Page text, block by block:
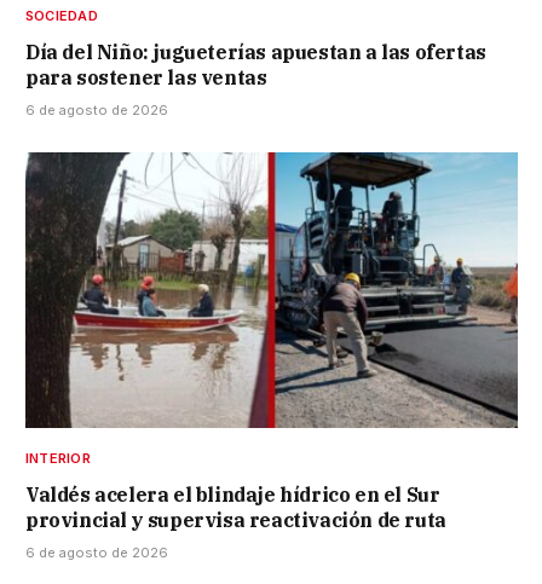
SOCIEDAD
Día del Niño: jugueterías apuestan a las ofertas
para sostener las ventas
6 de agosto de 2026
INTERIOR
Valdés acelera el blindaje hídrico en el Sur
provincial y supervisa reactivación de ruta
6 de agosto de 2026